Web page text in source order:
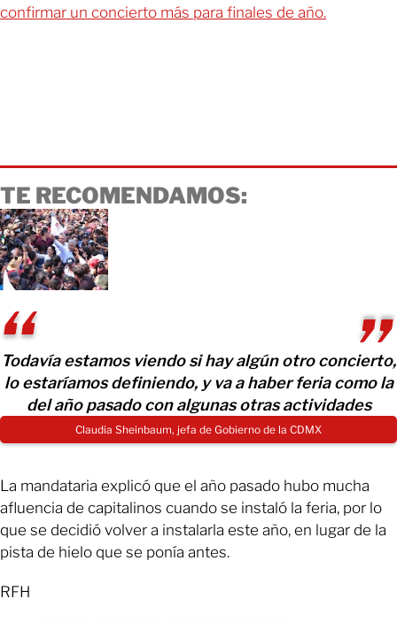
confirmar un concierto más para finales de año.
TE RECOMENDAMOS:
Todavía estamos viendo si hay algún otro concierto,
lo estaríamos definiendo, y va a haber feria como la
del año pasado con algunas otras actividades
Claudia Sheinbaum, jefa de Gobierno de la CDMX
La mandataria explicó que el año pasado hubo mucha
afluencia de capitalinos cuando se instaló la feria, por lo
que se decidió volver a instalarla este año, en lugar de la
pista de hielo que se ponía antes.
RFH